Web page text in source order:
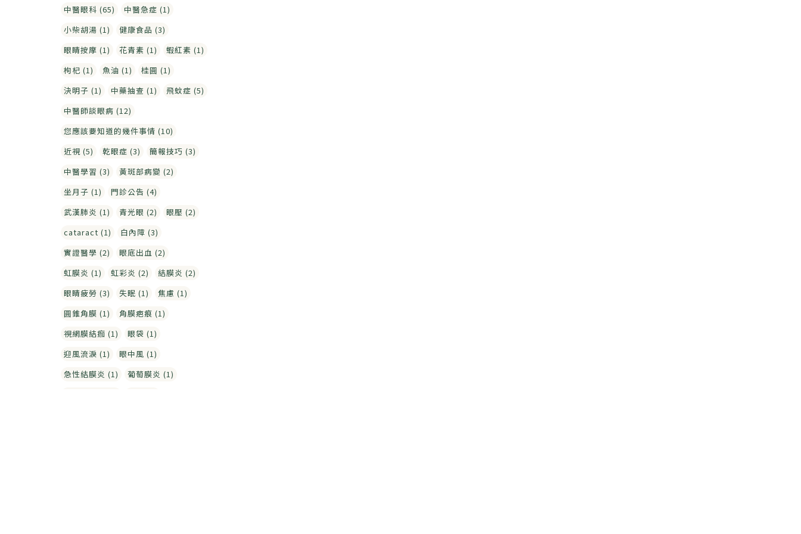
中醫眼科 (65)
中醫急症 (1)
小柴胡湯 (1)
健康食品 (3)
眼睛按摩 (1)
花青素 (1)
蝦紅素 (1)
枸杞 (1)
魚油 (1)
桂圓 (1)
決明子 (1)
中藥抽查 (1)
飛蚊症 (5)
中醫師談眼病 (12)
您應該要知道的幾件事情 (10)
近視 (5)
乾眼症 (3)
簡報技巧 (3)
中醫學習 (3)
黃斑部病變 (2)
坐月子 (1)
門診公告 (4)
武漢肺炎 (1)
青光眼 (2)
眼壓 (2)
cataract (1)
白內障 (3)
實證醫學 (2)
眼底出血 (2)
虹膜炎 (1)
虹彩炎 (2)
結膜炎 (2)
眼睛疲勞 (3)
失眠 (1)
焦慮 (1)
圓錐角膜 (1)
角膜疤痕 (1)
視網膜結痂 (1)
眼袋 (1)
迎風流淚 (1)
眼中風 (1)
急性結膜炎 (1)
葡萄膜炎 (1)